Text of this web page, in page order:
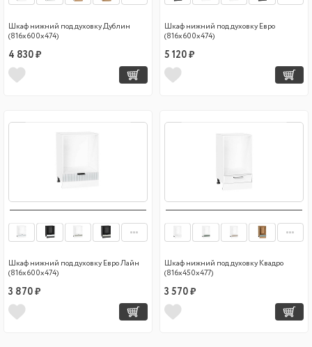
Шкаф нижний под духовку Дублин
(816х600х474)
4 830 ₽
Шкаф нижний под духовку Евро
(816х600х474)
5 120 ₽
Шкаф нижний под духовку Евро Лайн
(816х600х474)
3 870 ₽
Шкаф нижний под духовку Квадро
(816х450х477)
3 570 ₽